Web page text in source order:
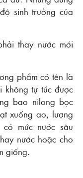
sinh trưởng của
thay nước mới
phẩm có tên là
không tự túc được
bao nilong bọc
xuống ao, lượng
mức nước sâu
nước hoặc cho
giống.